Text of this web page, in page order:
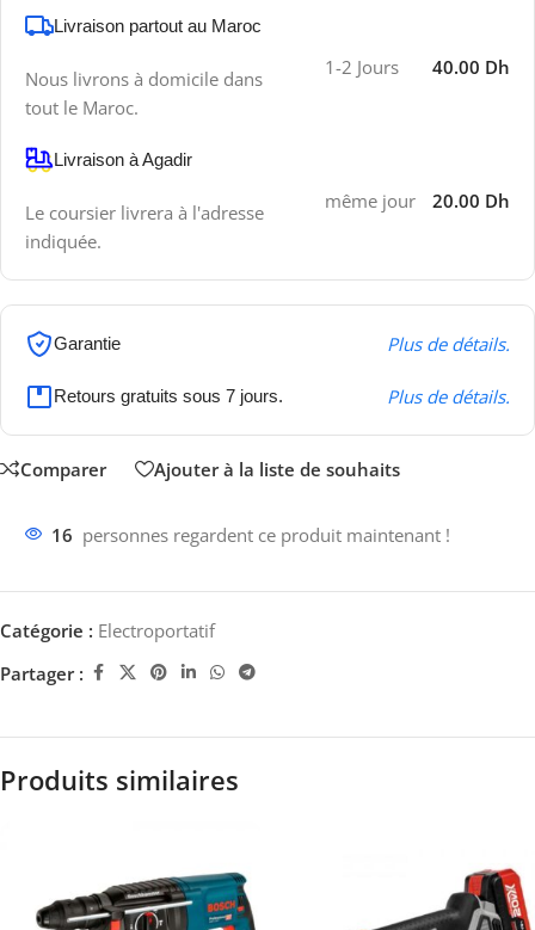
Livraison partout au Maroc
Nous livrons à domicile dans
tout le Maroc.
1-2 Jours 40.00 Dh
Livraison à Agadir
Le coursier livrera à l'adresse
indiquée.
même jour 20.00 Dh
Garantie Plus de détails.
Retours gratuits sous 7 jours. Plus de détails.
Comparer Ajouter à la liste de souhaits
16 personnes regardent ce produit maintenant !
Catégorie : Electroportatif
Partager :
Produits similaires